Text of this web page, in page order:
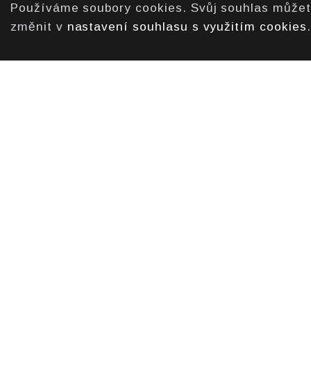
Používáme soubory cookies. Svůj souhlas
změnit v nastavení souhlasu s využitím cookies .